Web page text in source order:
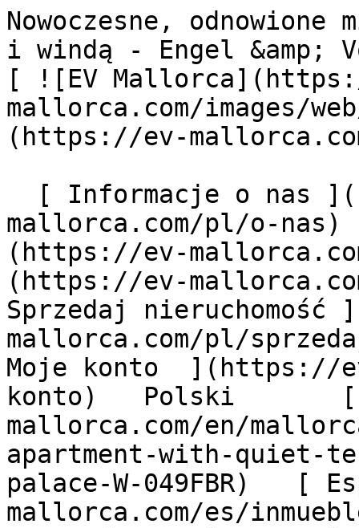
Nowoczesne, odnowione mieszkanie z cichym tarasem i windą - Engel &amp; Völkers Mallorca                [ ![EV Mallorca](https://cdn.ev-mallorca.com/images/web/EV_Logo_RGB.svg) ](https://ev-mallorca.com/pl)  Mallorca  

  [ Informacje o nas ](https://ev-mallorca.com/pl/o-nas) [ Majorka Informacje ](https://ev-mallorca.com/pl/o-majorce) [ Kontakt ](https://ev-mallorca.com/pl/lokalizacje-biur) [ Sprzedaj nieruchomość ](https://ev-mallorca.com/pl/sprzedaj-nieruchomosc-majorce) [    Moje konto  ](https://ev-mallorca.com/pl/moje-konto)   Polski       [ English ](https://ev-mallorca.com/en/mallorca-property/renovated-apartment-with-quiet-terrace-and-elevator-in-city-palace-W-049FBR)   [ Español ](https://ev-mallorca.com/es/inmueble-mallorca/apartamento-renovado-con-terraza-tranquila-y-ascensor-en-un-palacio-W-049FBR)   [ Deutsch ](https://ev-mallorca.com/de/mallorca-immobilie/renovierte-wohnung-mit-ruhiger-terrasse-und-aufzug-in-einem-altstadt-palast-W-049FBR)   [ Català ](https://ev-mallorca.com/ca/immoble-mallorca/un-pis-reformat-amb-una-terrassa-tranquilla-i-ascensor-en-un-edifici-historic-W-049FBR)   [ Svenska ](https://ev-mallorca.com/sv/mallorca-fastighet/modern-renoverad-lagenhet-med-lugn-terrass-och-hiss-1-W-049FBR)   [ Français ](https://ev-mallorca.com/fr/bien-majorque/appartement-moderne-et-renove-avec-terrasse-calme-et-ascenseur-1-W-049FBR)    [ Italiano ](https://ev-mallorca.com/it/immobili-maiorca/appartamento-moderno-e-ristrutturato-con-terrazza-tranquilla-e-ascensore-1-W-049FBR)   [ Dutch ](https://ev-mallorca.com/nl/mallorca-eigendom/modern-gerenoveerd-appartement-met-rustig-terras-en-lift-1-W-049FBR)   [ Русский ](https://ev-mallorca.com/ru/nedvizhimost-mayorka/sovremennaia-otremontirovannaia-kvartira-s-tixoi-terrasoi-i-liftom-1-W-049FBR)   [ Dansk ](https://ev-mallorca.com/da/mallorca-ejendom/moderne-renoveret-lejlighed-med-rolig-terrasse-og-elevator-1-W-049FBR)   

  Kupno  [ Wszystkie nieruchomości ](https://ev-mallorca.com/pl/nieruchomosci-majorce?contract_type=0) [ Dom ](https://ev-mallorca.com/pl/nieruchomosci-majorce?contract_type=0&type%5B0%5D=0) [ Domek na wsi "finca" ](https://ev-mallorca.com/pl/nieruchomosci-majorce?contract_type=0&type%5B0%5D=1) [ Mieszkanie ](https://ev-mallorca.com/pl/nieruchomosci-majorce?contract_type=0&type%5B0%5D=2) [ Apartament-Penthouse ](https://ev-mallorca.com/pl/nieruchomosci-majorce?contract_type=0&type%5B0%5D=5) [ Działki ](https://ev-mallorca.com/pl/nieruchomosci-majorce?contract_type=0&type%5B0%5D=3) [ Nowe budownictwo ](https://ev-mallorca.com/pl/nieruchomosci-majorce?contract_type=0&type%5B0%5D=development) 

  Wynajem  [ Wszystkie nieruchomości ](https://ev-mallorca.com/pl/nieruchomosci-majorce?contract_type=1) [ Dom ](https://ev-mallorca.com/pl/nieruchomosci-majorce?contract_type=1&type%5B0%5D=0) [ Domek na wsi "finca" ](https://ev-mallorca.com/pl/nieruchomosci-majorce?contract_type=1&type%5B0%5D=1) [ Mieszkanie ](https://ev-mallorca.com/pl/nieruchomosci-majorce?contract_type=1&type%5B0%5D=2) [ Apartament-Penthouse ](https://ev-mallorca.com/pl/nieruchomosci-majorce?contract_type=1&type%5B0%5D=5) 

  Wynajem wakacyjny  [ Wszystkie nieruchomości ](https://ev-mallorca.com/pl/wynajmy-wakacyjne) [ Dom ](https://ev-mallorca.com/pl/wynajmy-wakacyjne?type%5B0%5D=0) [ Domek na wsi "finca" ](https://ev-mallorca.com/pl/wynajmy-wakacyjne?type%5B0%5D=1) [ Mieszkanie ](https://ev-mallorca.com/pl/wynajmy-wakacyjne?type%5B0%5D=2) [ Apartament-Penthouse ](https://ev-mallorca.com/pl/wynajmy-wakacyjne?type%5B0%5D=5) 

  Komercyjne  [ Wszystkie nieruchomości ](https://ev-mallorca.com/pl/nieruchomosci-komercyjne) [ Leśnictwo ](https://ev-mallorca.com/pl/nieruchomosci-komercyjne?type%5B0%5D=6) [ Hotel ](https://ev-mallorca.com/pl/nieruchomosci-komercyjne?type%5B0%5D=7) [ Branża przemysłowa ](https://ev-mallorca.com/pl/nieruchomosci-komercyjne?type%5B0%5D=8) [ Inwestycja ](https://ev-mallorca.com/pl/nieruchomosci-komercyjne?type%5B0%5D=9) [ Gastronomia ](https://ev-mallorca.com/pl/nieruchomosci-komercyjne?type%5B0%5D=10) [ Grunt ](https://ev-mallorca.com/pl/nieruchomosci-komercyjne?type%5B0%5D=11) [ Biuro ](https://ev-mallorca.com/pl/nieruchomosci-komercyjne?type%5B0%5D=12) [ Inne ](https://ev-mallorca.com/pl/nieruchomosci-komercyjne?type%5B0%5D=13) [ Sklep ](https://ev-mallorca.com/pl/nieruchomosci-komercyjne?type%5B0%5D=14) 

 [ Projekty deweloperskie ](https://ev-mallorca.com/pl/majorce-nowe-projekty-budowlane) 

     Polski       [ English ](https://ev-mallorca.com/en/mallorca-property/renovated-apartment-with-quiet-terrace-and-